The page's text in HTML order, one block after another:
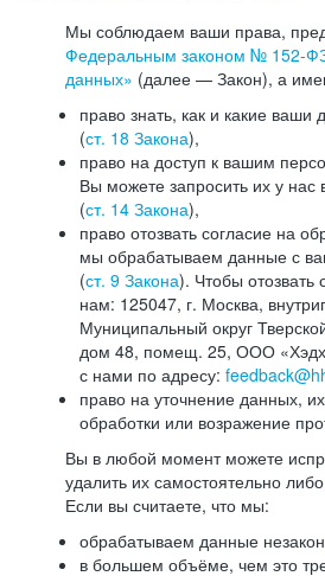
Мы соблюдаем ваши права,
Федеральным законом № 152-
данных» (далее — Закон), а
право знать, как и какие
(ст. 18 Закона),
право на доступ к вашим
Вы можете запросить их у
(ст. 14 Закона),
право отозвать согласие на
мы обрабатываем данные с
(ст. 9 Закона). Чтобы отозвать
нам: 125047, г. Москва,
Муниципальный округ
дом 48, помещ. 25, ООО
с нами по адресу:
право на уточнение данных,
обработки или возражение
Вы в любой момент можете
удалить их самостоятельно либо
Если вы считаете, что мы:
обрабатываем данные
в большем объёме, чем это